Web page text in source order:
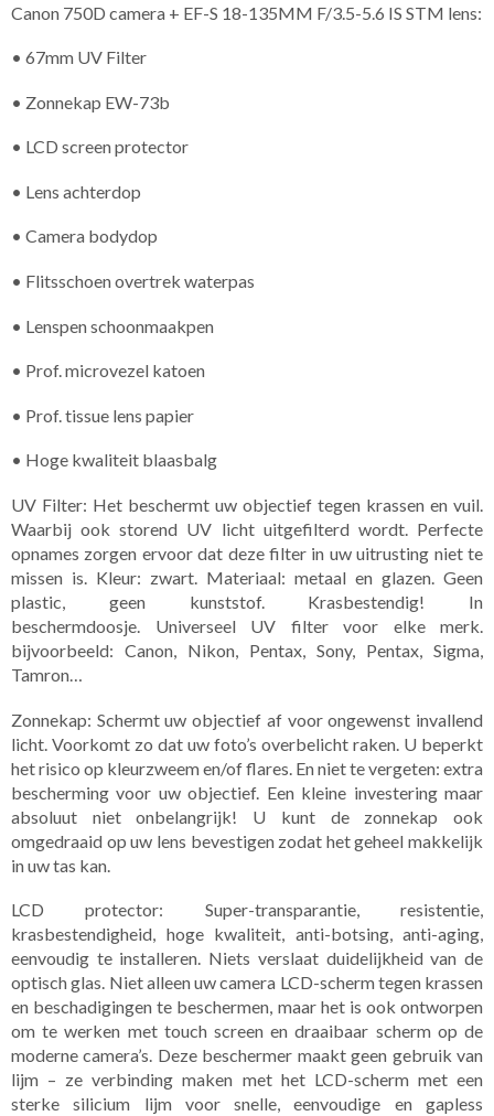
Canon 750D camera + EF-S 18-135MM F/3.5-5.6 IS STM lens:
• 67mm UV Filter
• Zonnekap EW-73b
• LCD screen protector
• Lens achterdop
• Camera bodydop
• Flitsschoen overtrek waterpas
• Lenspen schoonmaakpen
• Prof. microvezel katoen
• Prof. tissue lens papier
• Hoge kwaliteit blaasbalg
UV Filter: Het beschermt uw objectief tegen krassen en vuil.
Waarbij ook storend UV licht uitgefilterd wordt. Perfecte
opnames zorgen ervoor dat deze filter in uw uitrusting niet te
missen is. Kleur: zwart. Materiaal: metaal en glazen. Geen
plastic, geen kunststof. Krasbestendig! In
beschermdoosje. Universeel UV filter voor elke merk.
bijvoorbeeld: Canon, Nikon, Pentax, Sony, Pentax, Sigma,
Tamron…
Zonnekap: Schermt uw objectief af voor ongewenst invallend
licht. Voorkomt zo dat uw foto’s overbelicht raken. U beperkt
het risico op kleurzweem en/of flares. En niet te vergeten: extra
bescherming voor uw objectief. Een kleine investering maar
absoluut niet onbelangrijk! U kunt de zonnekap ook
omgedraaid op uw lens bevestigen zodat het geheel makkelijk
in uw tas kan.
LCD protector: Super-transparantie, resistentie,
krasbestendigheid, hoge kwaliteit, anti-botsing, anti-aging,
eenvoudig te installeren. Niets verslaat duidelijkheid van de
optisch glas. Niet alleen uw camera LCD-scherm tegen krassen
en beschadigingen te beschermen, maar het is ook ontworpen
om te werken met touch screen en draaibaar scherm op de
moderne camera’s. Deze beschermer maakt geen gebruik van
lijm – ze verbinding maken met het LCD-scherm met een
sterke silicium lijm voor snelle, eenvoudige en gapless